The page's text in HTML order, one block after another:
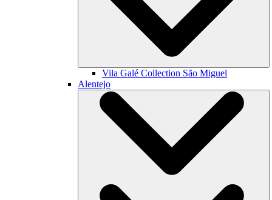
Vila Galé Collection São Miguel
Alentejo